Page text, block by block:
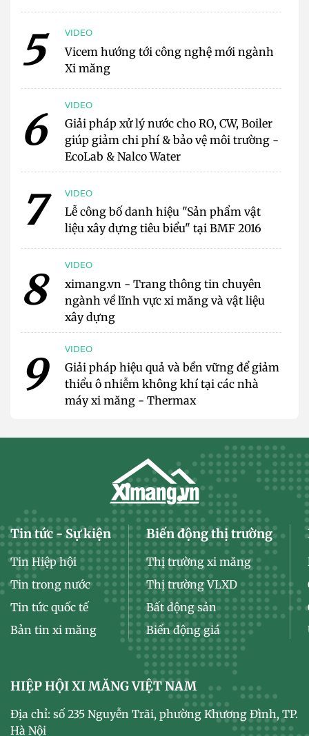
5 VIDEO
Vicem hướng tới công nghệ mới ngành
Xi măng
6 VIDEO
Giải pháp xử lý nước cho RO, CW, Boiler
giúp giảm chi phí & bảo vệ môi trường -
EcoLab & Nalco Water
7 VIDEO
Lễ công bố danh hiệu "Sản phẩm vật
liệu xây dựng tiêu biểu" tại BMF 2016
8 VIDEO
ximang.vn - Trang thông tin chuyên
ngành về lĩnh vực xi măng và vật liệu
xây dựng
9 VIDEO
Giải pháp hiệu quả và bền vững để giảm
thiểu ô nhiễm không khí tại các nhà
máy xi măng - Thermax
Tin tức - Sự kiện
Tin Hiệp hội
Tin trong nước
Tin tức quốc tế
Bản tin xi măng
Biến động thị trường
Thị trường xi măng
Thị trường VLXD
Bất động sản
Biến động giá
HIỆP HỘI XI MĂNG VIỆT NAM
Địa chỉ: số 235 Nguyễn Trãi, phường Khương Đình, TP.
Hà Nội